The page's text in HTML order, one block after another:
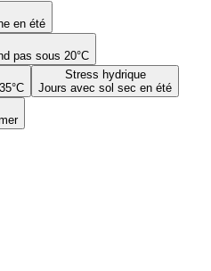
en été
pas sous 20°C
Stress hydrique
Jours avec sol sec en été